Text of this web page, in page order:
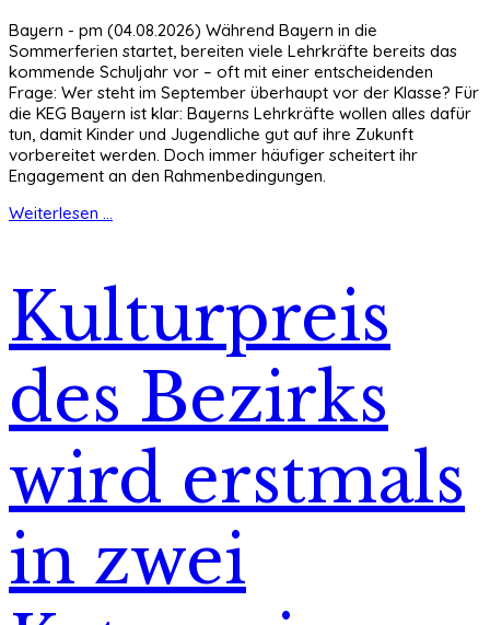
Bayern - pm (04.08.2026) Während Bayern in die
Sommerferien startet, bereiten viele Lehrkräfte bereits das
kommende Schuljahr vor – oft mit einer entscheidenden
Frage: Wer steht im September überhaupt vor der Klasse? Für
die KEG Bayern ist klar: Bayerns Lehrkräfte wollen alles dafür
tun, damit Kinder und Jugendliche gut auf ihre Zukunft
vorbereitet werden. Doch immer häufiger scheitert ihr
Engagement an den Rahmenbedingungen.
Weiterlesen ...
Kulturpreis
des Bezirks
wird erstmals
in zwei